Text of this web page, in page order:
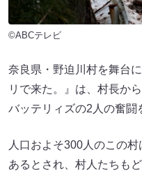
©ABCテレビ
奈良県・野迫川村を舞台
リで来た。』は、村長か
バッテリィズの2人の奮闘
人口およそ300人のこの
あるとされ、村人たちも